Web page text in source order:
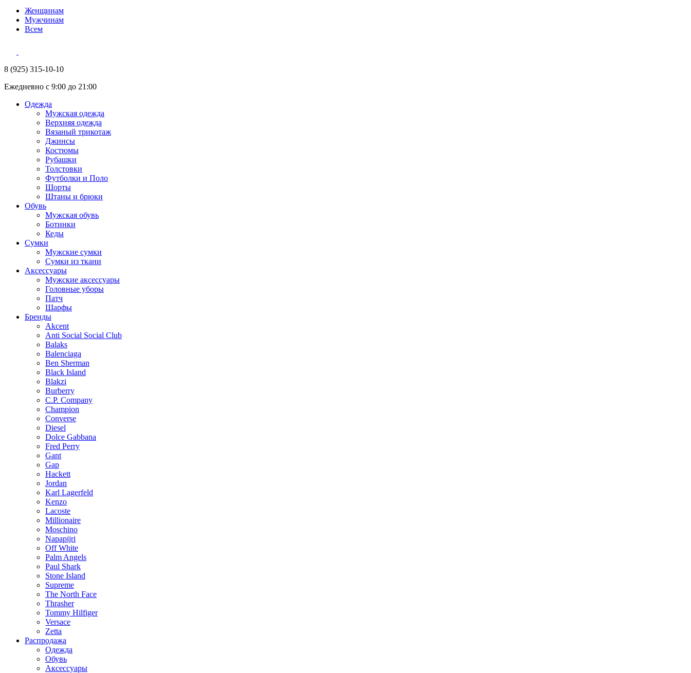
Женщинам
Мужчинам
Всем
8 (925) 315-10-10
Ежедневно с 9:00 до 21:00
Одежда
Мужская одежда
Верхняя одежда
Вязаный трикотаж
Джинсы
Костюмы
Рубашки
Толстовки
Футболки и Поло
Шорты
Штаны и брюки
Обувь
Мужская обувь
Ботинки
Кеды
Сумки
Мужские сумки
Сумки из ткани
Аксессуары
Мужские аксессуары
Головные уборы
Патч
Шарфы
Бренды
Akcent
Anti Social Social Club
Balaks
Balenciaga
Ben Sherman
Black Island
Blakzi
Burberry
C.P. Company
Champion
Converse
Diesel
Dolce Gabbana
Fred Perry
Gant
Gap
Hackett
Jordan
Karl Lagerfeld
Kenzo
Lacoste
Millionaire
Moschino
Napapijri
Off White
Palm Angels
Paul Shark
Stone Island
Supreme
The North Face
Thrasher
Tommy Hilfiger
Versace
Zetta
Распродажа
Одежда
Обувь
Аксессуары